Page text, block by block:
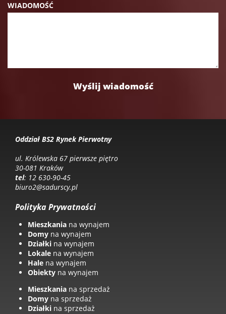
WIADOMOŚĆ
Oddział BS2 Rynek Pierwotny
ul. Królewska 67 pierwsze piętro
30-081 Kraków
tel: 12 630-90-45
biuro2@sadurscy.pl
Polityka Prywatności
Mieszkania na wynajem
Domy na wynajem
Działki na wynajem
Lokale na wynajem
Hale na wynajem
Obiekty na wynajem
Mieszkania na sprzedaż
Domy na sprzedaż
Działki na sprzedaż